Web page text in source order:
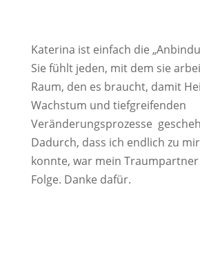
Katerina ist einfach die
Sie fühlt jeden, mit dem sie
Raum, den es braucht, damit
Wachstum und tiefgreifenden
Veränderungsprozesse
Dadurch, dass ich endlich zu
konnte, war mein
Folge. Danke dafür.